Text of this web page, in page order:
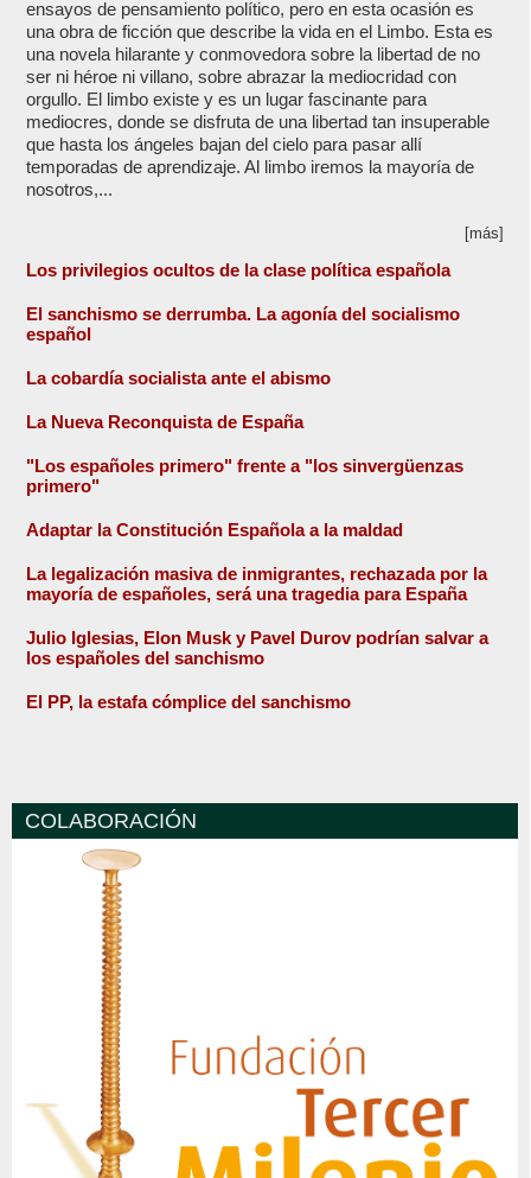
ensayos de pensamiento político, pero en esta ocasión es
una obra de ficción que describe la vida en el Limbo. Esta es
una novela hilarante y conmovedora sobre la libertad de no
ser ni héroe ni villano, sobre abrazar la mediocridad con
orgullo. El limbo existe y es un lugar fascinante para
mediocres, donde se disfruta de una libertad tan insuperable
que hasta los ángeles bajan del cielo para pasar allí
temporadas de aprendizaje. Al limbo iremos la mayoría de
nosotros,...
[más]
Los privilegios ocultos de la clase política española
El sanchismo se derrumba. La agonía del socialismo
español
La cobardía socialista ante el abismo
La Nueva Reconquista de España
"Los españoles primero" frente a "los sinvergüenzas
primero"
Adaptar la Constitución Española a la maldad
La legalización masiva de inmigrantes, rechazada por la
mayoría de españoles, será una tragedia para España
Julio Iglesias, Elon Musk y Pavel Durov podrían salvar a
los españoles del sanchismo
El PP, la estafa cómplice del sanchismo
COLABORACIÓN